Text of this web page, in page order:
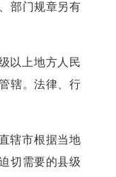
部门规章另有
以上地方人民
辖。法律、行
辖市根据当地
切需要的县级